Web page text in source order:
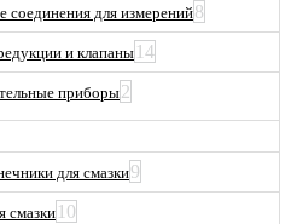
соединения для измерений8
и клапаны 14
приборы2
для смазки9
смазки 10